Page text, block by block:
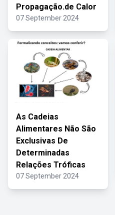
Propagação.de Calor
07 September 2024
As Cadeias
Alimentares Não São
Exclusivas De
Determinadas
Relações Tróficas
07 September 2024